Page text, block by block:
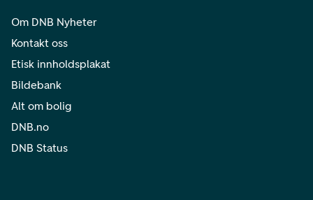
Om DNB Nyheter
Kontakt oss
Etisk innholdsplakat
Bildebank
Alt om bolig
DNB.no
DNB Status